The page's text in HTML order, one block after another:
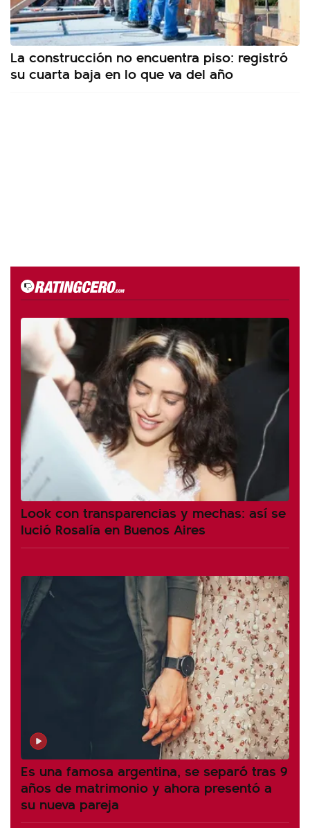
La construcción no encuentra piso: registró
su cuarta baja en lo que va del año
Look con transparencias y mechas: así se
lució Rosalía en Buenos Aires
Es una famosa argentina, se separó tras 9
años de matrimonio y ahora presentó a
su nueva pareja